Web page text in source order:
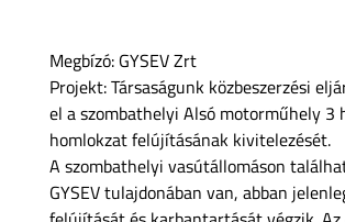
Megbízó: GYSEV Zrt
Projekt: Társaságunk közbeszerzési
el a szombathelyi Alsó motorműhely 3
homlokzat felújításának kivitelezését.
A szombathelyi vasútállomáson
GYSEV tulajdonában van, abban